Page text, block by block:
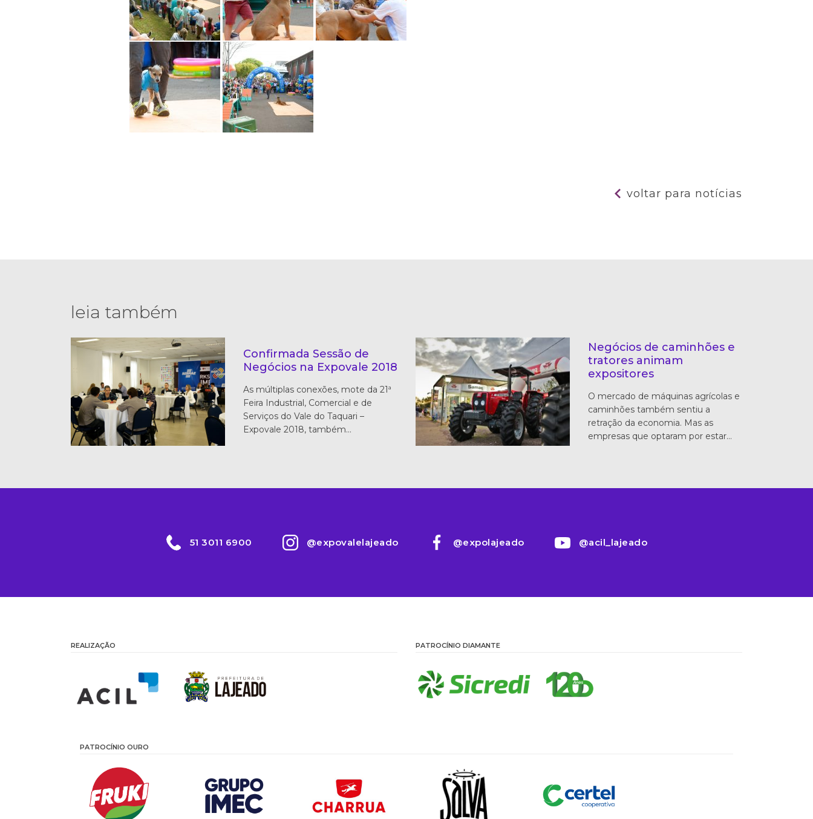
voltar para notícias
leia também
Confirmada Sessão de
Negócios na Expovale 2018
As múltiplas conexões, mote da 21ª
Feira Industrial, Comercial e de
Serviços do Vale do Taquari –
Expovale 2018, também…
Negócios de caminhões e
tratores animam
expositores
O mercado de máquinas agrícolas e
caminhões também sentiu a
retração da economia. Mas as
empresas que optaram por estar…
51 3011 6900 @expovalelajeado @expolajeado @acil_lajeado
REALIZAÇÃO PATROCÍNIO DIAMANTE
PATROCÍNIO OURO